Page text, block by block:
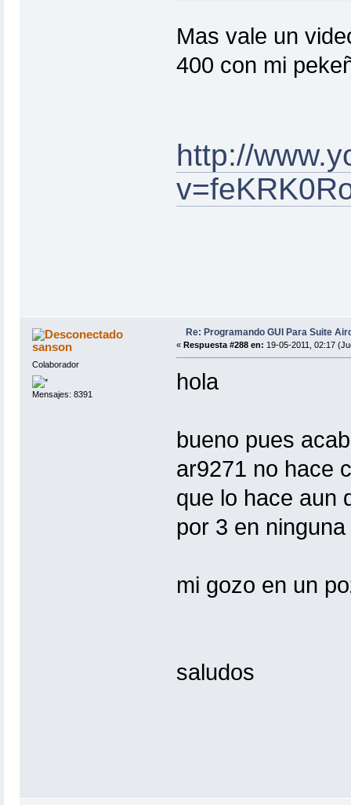
Mas vale un
400 con mi
http://
sanson
Colaborador
Mensajes: 8391
Re: Programando GUI Para Suite
« Respuesta #288 en: 19-05-2011, 02:17
hola
bueno pues
ar9271 no hace
que lo hace aun
por 3 en
mi gozo en un
saludos